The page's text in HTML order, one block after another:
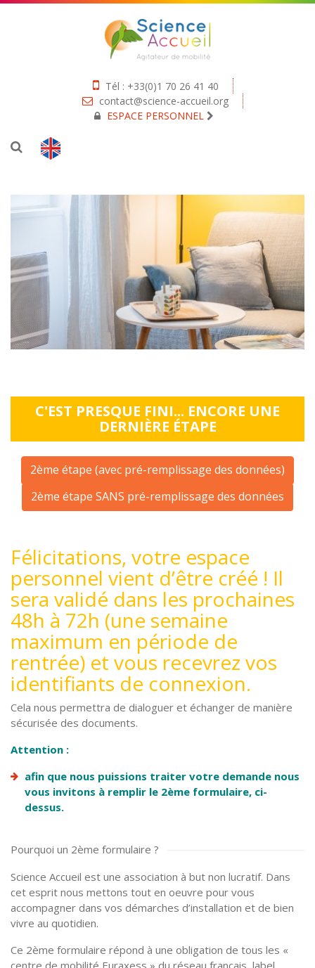
Tél : +33(0)1 70 26 41 40
contact@science-accueil.org
ESPACE PERSONNEL
C'EST PRESQUE FINI... ENCORE UNE
DERNIÈRE ÉTAPE
2ème étape (avec pré-remplissage des données)
2ème étape SANS pré-remplissage des données
Félicitations, votre espace
personnel vient d’être créé ! Il
sera validé dans les prochaines
48h à 72h (une semaine
maximum en période de
rentrée) et vous recevrez vos
identifiants de connexion.
Cela nous permettra de dialoguer et échanger de manière
sécurisée des documents.
Attention :
afin que nous puissions traiter votre demande nous
vous invitons à remplir le 2ème formulaire, ci-
dessus.
Pourquoi un 2ème formulaire ?
Science Accueil est une association à but non lucratif. Dans
cet esprit nous mettons tout en oeuvre pour vous
accompagner dans vos démarches d’installation et de bien
vivre au quotidien.
Ce 2ème formulaire répond à une obligation de tous les «
centre de mobilité Euraxess » du réseau français, label